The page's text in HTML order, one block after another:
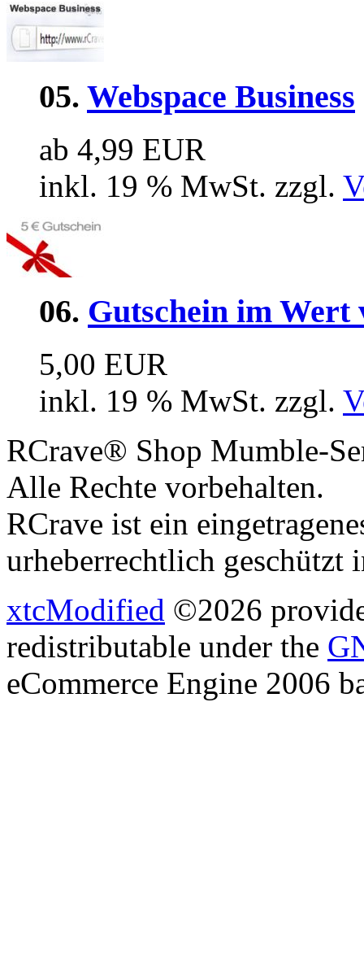
05. Webspace Business
ab 4,99 EUR
inkl. 19 % MwSt. zzgl.
06. Gutschein im Wert
5,00 EUR
inkl. 19 % MwSt. zzgl.
RCrave® Shop Mumble-
Alle Rechte vorbehalten.
RCrave ist ein
urheberrechtlich geschützt
xtcModified ©2026
redistributable under the
eCommerce Engine 2006